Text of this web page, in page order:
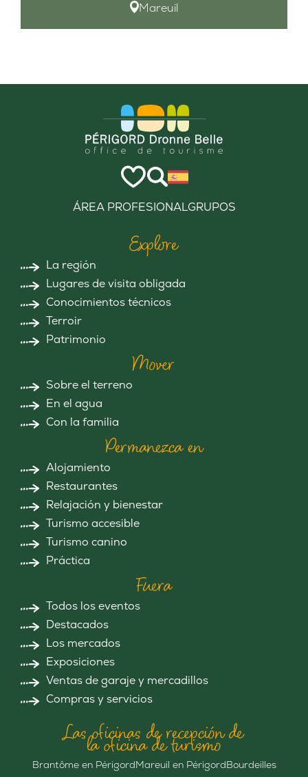
Mareuil
ÁREA PROFESIONALGRUPOS
Explore
La región
Lugares de visita obligada
Conocimientos técnicos
Terroir
Patrimonio
Mover
Sobre el terreno
En el agua
Con la familia
Permanezca en
Alojamiento
Restaurantes
Relajación y bienestar
Turismo accesible
Turismo canino
Práctica
Fuera
Todos los eventos
Destacados
Los mercados
Exposiciones
Ventas de garaje y mercadillos
Compras y servicios
Las oficinas de recepción de
la oficina de turismo
Brantôme en PérigordMareuil en PérigordBourdeilles